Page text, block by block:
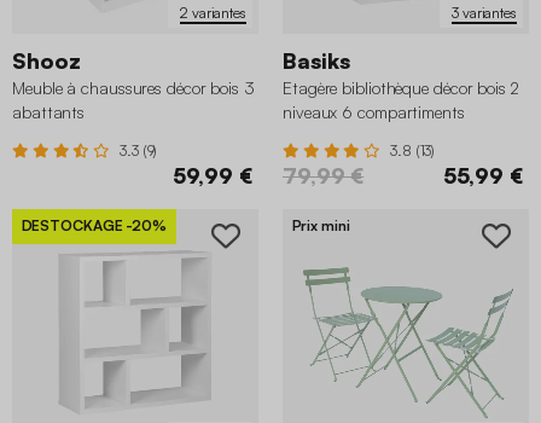
2 variantes
Shooz
Meuble à chaussures décor bois 3
abattants
3.3 (9)
59,99 €
3 variantes
Basiks
Etagère bibliothèque décor bois 2
niveaux 6 compartiments
3.8 (13)
79,99 € 55,99 €
DESTOCKAGE -20% Prix mini